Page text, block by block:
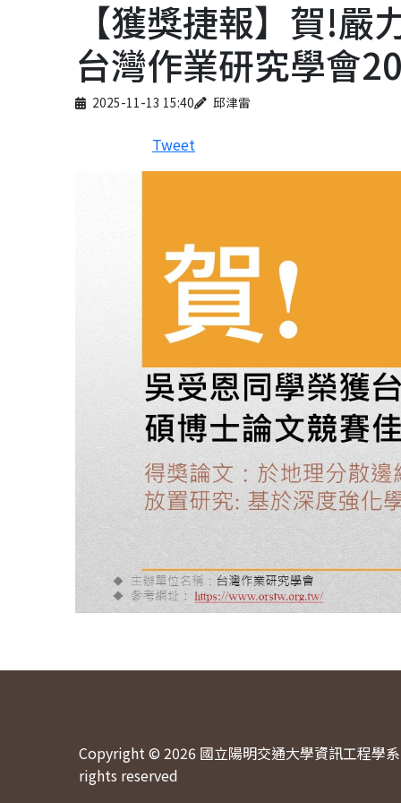
【獲獎捷報】賀!
台灣作業研究學會
Published on
2025-11-13 15:40
Author 邱津雷
Tweet
Copyright © 2026 國立陽明交通大學資訊工程學
rights reserved